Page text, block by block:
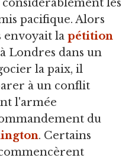
les
pacifique. Alors
envoyait la pétition
à Londres dans un
la paix, il
à un conflit
l'armée
du
. Certains